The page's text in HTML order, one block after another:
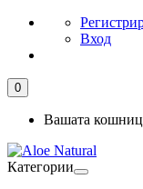
Вход
0
Вашата
Категории